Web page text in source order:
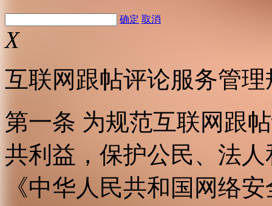
确定 取消
X
互联网跟帖评论服务管理
第一条 为规范互联网跟
共利益，保护公民、法
《中华人民共和国网络